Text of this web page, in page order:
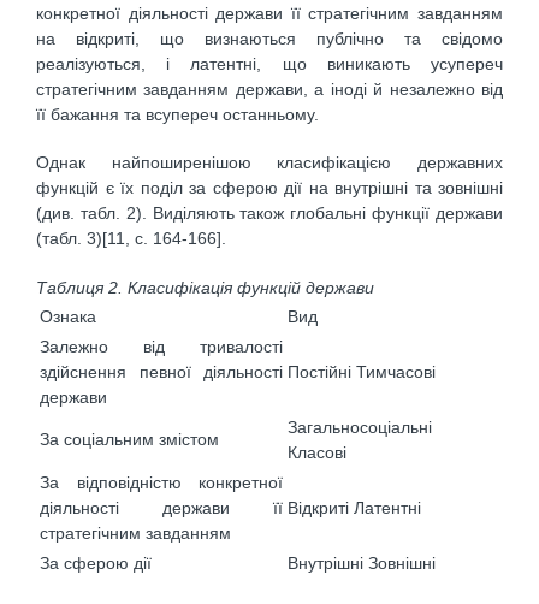
конкретної діяльності держави її стратегічним завданням
на відкриті, що визнаються публічно та свідомо
реалізуються, і латентні, що виникають усупереч
стратегічним завданням держави, а іноді й незалежно від
її бажання та всупереч останньому.
Однак найпоширенішою класифікацією державних
функцій є їх поділ за сферою дії на внутрішні та зовнішні
(див. табл. 2). Виділяють також глобальні функції держави
(табл. 3)[11, c. 164-166].
Таблиця 2. Класифікація функцій держави
Ознака
Вид
Залежно від тривалості
здійснення певної діяльності
держави
Постійні Тимчасові
За соціальним змістом
Загальносоціальні
Класові
За відповідністю конкретної
діяльності держави її
стратегічним завданням
Відкриті Латентні
За сферою дії Внутрішні Зовнішні